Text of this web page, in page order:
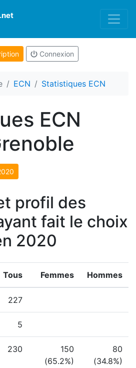
.net
Connexion
ECN Statistiques ECN
ECN
profil des
fait le choix
2020
Tous Femmes Hommes
227
5
230
150
(65.2%)
80
(34.8%)